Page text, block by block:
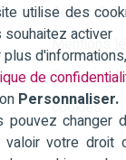
utilise des
souhaitez activer
plus
de
Personnaliser.
pouvez changer
valoir votre droit
Mentions
Politique
cookies